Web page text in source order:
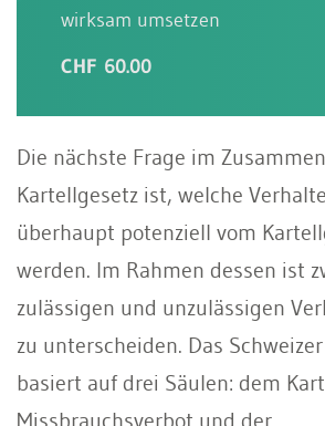
wirksam umsetzen
CHF 60.00
Die nächste Frage im
Kartellgesetz ist, welche
überhaupt potenziell vom
werden. Im Rahmen dessen ist
zulässigen und unzulässigen
zu unterscheiden. Das
basiert auf drei Säulen: dem
Missbrauchsverbot und der